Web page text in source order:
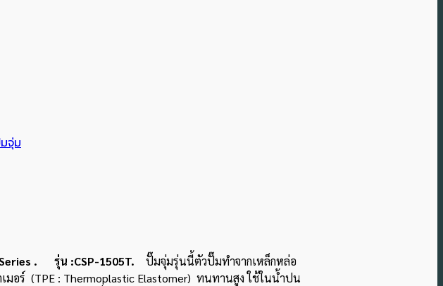
จุ่ม
. รุ่น :CSP-1505T. ปั๊มจุ่มรุ่นนี้ตัวปั๊มทำจากเหล็กหล่อ
อร์ (TPE : Thermoplastic Elastomer) ทนทานสูง ใช้ในน้ำปน